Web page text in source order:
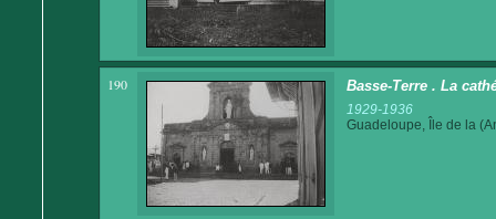
190 Basse-Terre . La
1929-1936
Guadeloupe, Île de la